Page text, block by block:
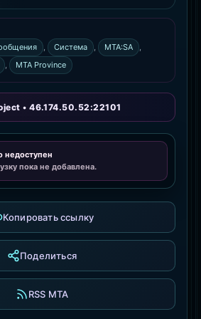
, Система , MTA:SA
,
, MTA Province
• 46.174.50.52:22101
недоступен
пока не добавлена.
Копировать ссылку
Поделиться
RSS MTA